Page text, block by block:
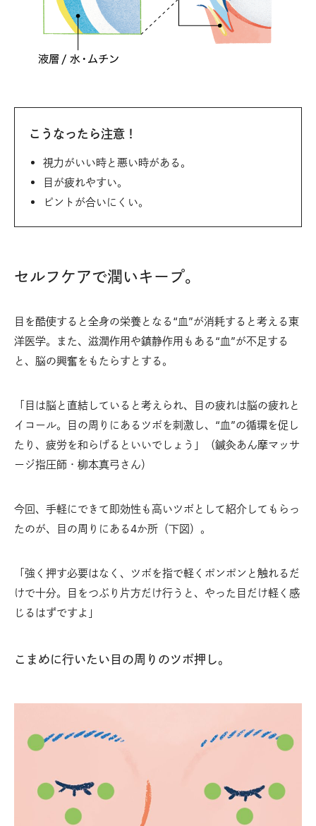
こうなったら注意！
視力がいい時と悪い時がある。
目が疲れやすい。
ピントが合いにくい。
セルフケアで潤いキープ。
目を酷使すると全身の栄養となる“血”が消耗すると考える東
洋医学。また、滋潤作用や鎮静作用もある“血”が不足する
と、脳の興奮をもたらすとする。
「目は脳と直結していると考えられ、目の疲れは脳の疲れと
イコール。目の周りにあるツボを刺激し、“血”の循環を促し
たり、疲労を和らげるといいでしょう」（鍼灸あん摩マッサ
ージ指圧師・柳本真弓さん）
今回、手軽にできて即効性も高いツボとして紹介してもらっ
たのが、目の周りにある4か所（下図）。
「強く押す必要はなく、ツボを指で軽くポンポンと触れるだ
けで十分。目をつぶり片方だけ行うと、やった目だけ軽く感
じるはずですよ」
こまめに行いたい目の周りのツボ押し。